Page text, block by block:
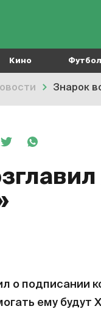
Кино Футбол
Знарок
о подписании
ему будут